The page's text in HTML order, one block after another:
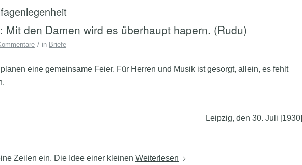
Mit den Damen wird es überhaupt hapern. (Rudu)
/ in Briefe
eine gemeinsame Feier. Für Herren und Musik ist gesorgt, allein, es fehlt
Leipzig, den 30. Juli [1930]
Zeilen ein. Die Idee einer kleinen Weiterlesen